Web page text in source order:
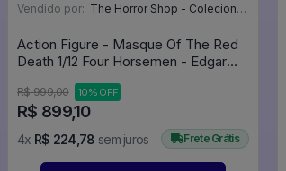
Vendido por: The Horror Shop - Colecionáveis - MG
Action Figure - Masque Of The Red
Death 1/12 Four Horsemen - Edgar
R$ 999,00 10% OFF
R$ 899,10
4x R$ 224,78 sem juros Frete Grátis